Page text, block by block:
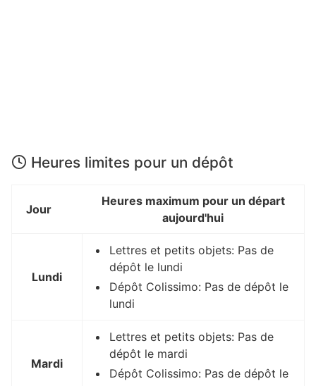
Heures limites pour un dépôt
Jour
Heures maximum pour un départ
aujourd'hui
Lundi
Lettres et petits objets: Pas de
dépôt le lundi
Dépôt Colissimo: Pas de dépôt le
lundi
Mardi
Lettres et petits objets: Pas de
dépôt le mardi
Dépôt Colissimo: Pas de dépôt le